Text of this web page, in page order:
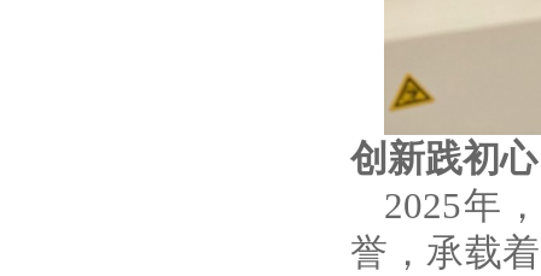
创新践初
2025年
誉，承载